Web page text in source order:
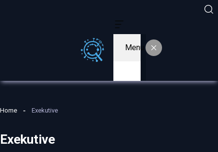
Menu
Home Exekutive
Exekutive